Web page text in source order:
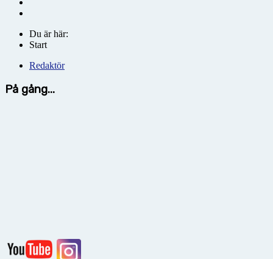
Du är här:
Start
Redaktör
På gång...